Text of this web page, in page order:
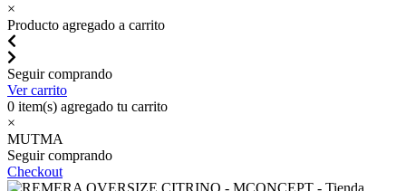
×
Producto agregado a carrito
Seguir comprando
Ver carrito
0 item(s) agregado tu carrito
×
MUTMA
Seguir comprando
Checkout